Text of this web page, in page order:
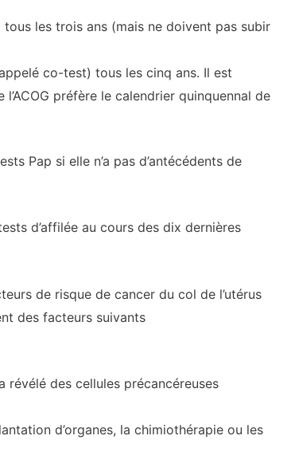
les trois ans (mais ne doivent pas subir
co-test) tous les cinq ans. Il est
préfère le calendrier quinquennal de
Pap si elle n’a pas d’antécédents de
d’affilée au cours des dix dernières
de risque de cancer du col de l’utérus
des facteurs suivants
des cellules précancéreuses
d’organes, la chimiothérapie ou les